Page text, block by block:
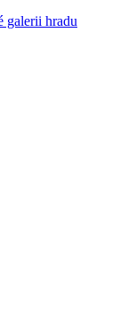
galerii hradu